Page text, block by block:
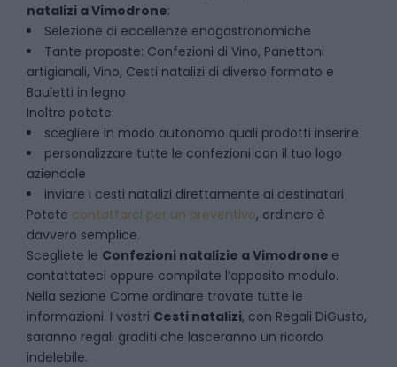
natalizi aVimodrone:
Selezione di eccellenze enogastronomiche
Tante proposte: Confezioni di Vino, Panettoni
artigianali, Vino, Cesti natalizi di diverso formato e
Bauletti in legno
Inoltre potete:
scegliere in modo autonomo quali prodotti inserire
personalizzare tutte le confezioni con il tuo logo
aziendale
inviare i cesti natalizi direttamente ai destinatari
Potete contattarci per un preventivo, ordinare è
davvero semplice.
Scegliete le Confezioni natalizie aVimodrone e
contattateci oppure compilate l’apposito modulo.
Nella sezione Come ordinare trovate tutte le
informazioni. I vostri Cesti natalizi, con Regali DiGusto,
saranno regali graditi che lasceranno un ricordo
indelebile.